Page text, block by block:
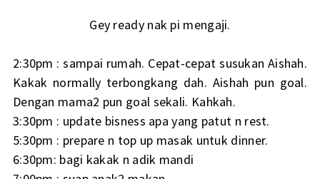
Gey ready nak pi mengaji.
2:30pm : sampai rumah. Cepat-cepat susukan Aishah.
Kakak normally terbongkang dah. Aishah pun goal.
Dengan mama2 pun goal sekali. Kahkah.
3:30pm : update bisness apa yang patut n rest.
5:30pm : prepare n top up masak untuk dinner.
6:30pm: bagi kakak n adik mandi